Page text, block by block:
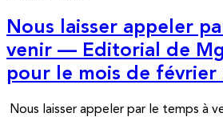
Nous laisser appeler
venir — Editorial de
pour le mois de février
Nous laisser appeler par le temps à